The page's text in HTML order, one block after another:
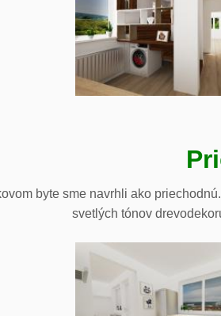
byte sme navrhli ako
svetlých tónov